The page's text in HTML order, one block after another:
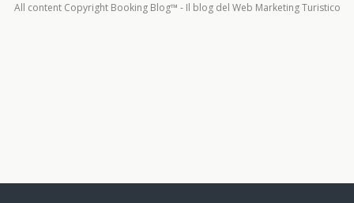
All content Copyright Booking Blog™ - Il blog del Web Marketing Turistico